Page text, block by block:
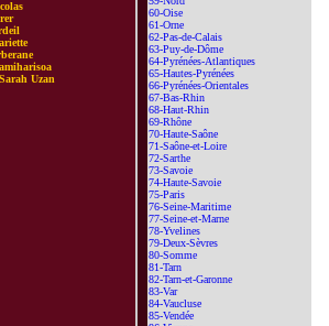
Uzan
60-Oise
61-Orne
62-Pas-de-Calais
63-Puy-de-Dôme
64-Pyrénées-Atlantiques
65-Hautes-Pyrénées
66-Pyrénées-Orientales
67-Bas-Rhin
68-Haut-Rhin
69-Rhône
70-Haute-Saône
71-Saône-et-Loire
72-Sarthe
73-Savoie
74-Haute-Savoie
75-Paris
76-Seine-Maritime
77-Seine-et-Marne
78-Yvelines
79-Deux-Sèvres
80-Somme
81-Tarn
82-Tarn-et-Garonne
83-Var
84-Vaucluse
85-Vendée